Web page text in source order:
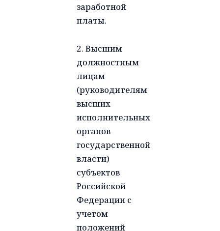
заработной
платы.
2. Высшим
должностным
лицам
(руководителям
высших
исполнительных
органов
государственной
власти)
субъектов
Российской
Федерации с
учетом
положений